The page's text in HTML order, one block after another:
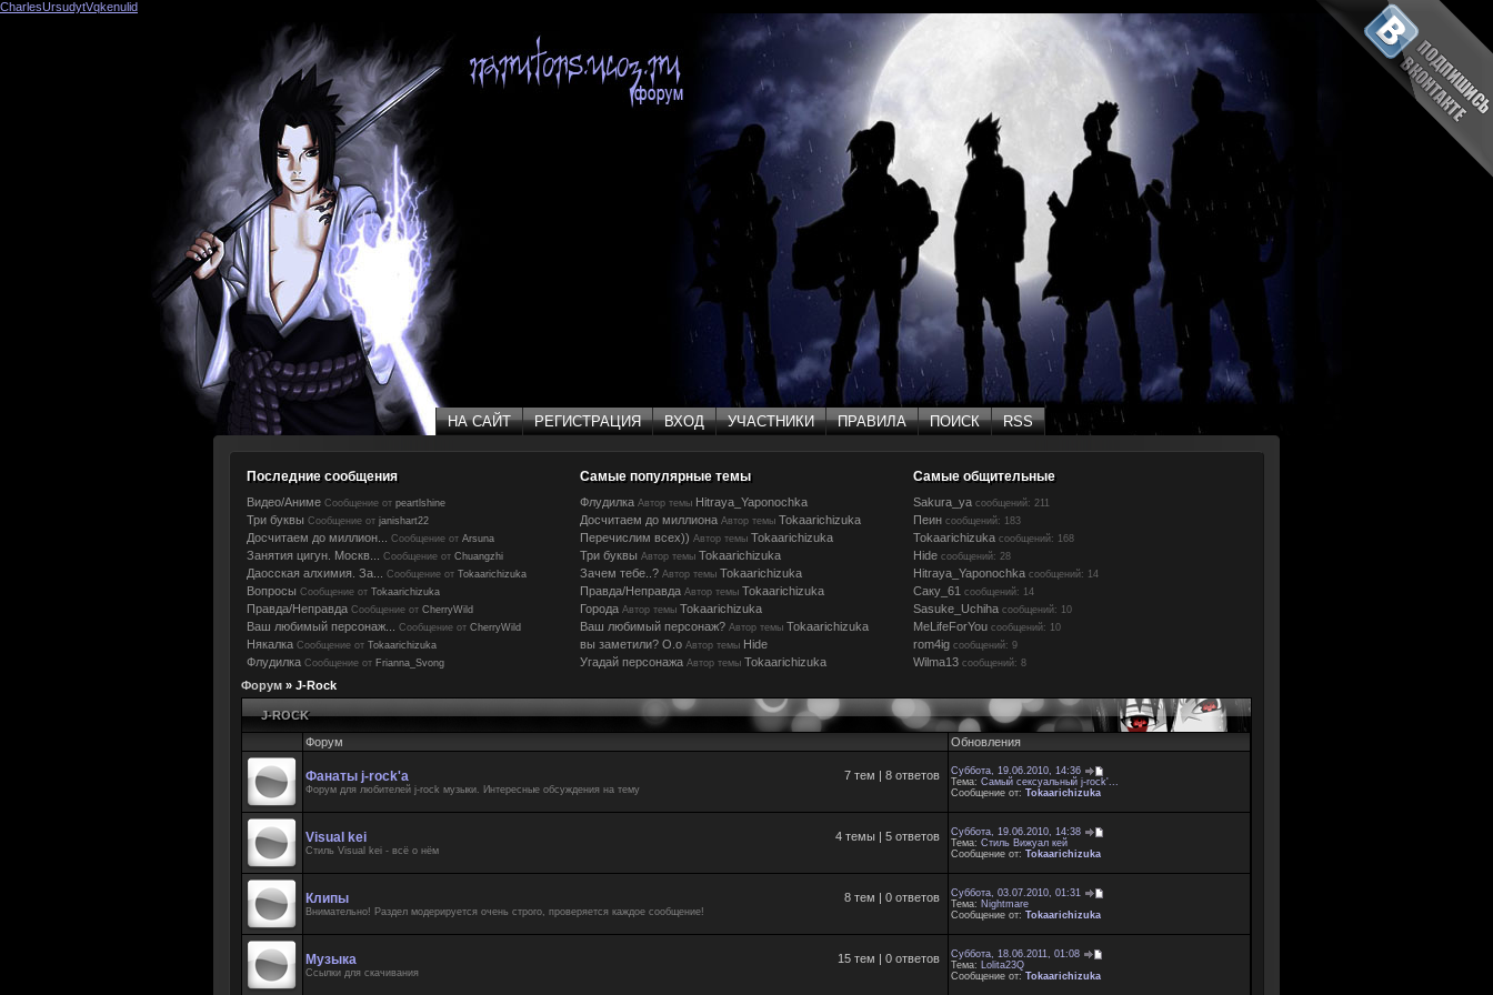
CharlesUrsudytVqkenulid
НА САЙТ
НА САЙТ
РЕГИСТРАЦИЯ
РЕГИСТРАЦИЯ
ВХОД
ВХОД
УЧАСТНИКИ
УЧАСТНИКИ
ПРАВИЛА
ПРАВИЛА
ПОИСК
ПОИСК
RSS
RSS
Последние сообщения Самые популярные темы Самые общительные
Видео/Аниме Сообщение от peartlshine
Три буквы Сообщение от janishart22
Досчитаем до миллион... Сообщение от Arsuna
Занятия цигун. Москв... Сообщение от Chuangzhi
Даосская алхимия. За... Сообщение от Tokaarichizuka
Вопросы Сообщение от Tokaarichizuka
Правда/Неправда Сообщение от CherryWild
Ваш любимый персонаж... Сообщение от CherryWild
Някалка Сообщение от Tokaarichizuka
Флудилка Сообщение от Frianna_Svong
Флудилка Автор темы Hitraya_Yaponochka
Досчитаем до миллиона Автор темы Tokaarichizuka
Перечислим всех)) Автор темы Tokaarichizuka
Три буквы Автор темы Tokaarichizuka
Зачем тебе..? Автор темы Tokaarichizuka
Правда/Неправда Автор темы Tokaarichizuka
Города Автор темы Tokaarichizuka
Ваш любимый персонаж? Автор темы Tokaarichizuka
вы заметили? О.о Автор темы Hide
Угадай персонажа Автор темы Tokaarichizuka
Sakura_ya сообщений: 211
Пеин сообщений: 183
Tokaarichizuka сообщений: 168
Hide сообщений: 28
Hitraya_Yaponochka сообщений: 14
Саку_61 сообщений: 14
Sasuke_Uchiha сообщений: 10
MeLifeForYou сообщений: 10
rom4ig сообщений: 9
Wilma13 сообщений: 8
Форум » J-Rock
J-ROCK
Форум
Обновления
Фанаты j-rock'а 7 тем | 8 ответов
Форум для любителей j-rock музыки. Интересные обсуждения на тему
Суббота, 19.06.2010, 14:36
Тема: Самый сексуальный j-rock'...
Сообщение от: Tokaarichizuka
Visual kei 4 темы | 5 ответов
Стиль Visual kei - всё о нём
Суббота, 19.06.2010, 14:38
Тема: Стиль Вижуал кей
Сообщение от: Tokaarichizuka
Клипы 8 тем | 0 ответов
Внимательно! Раздел модерируется очень строго, проверяется каждое сообщение!
Суббота, 03.07.2010, 01:31
Тема: Nightmare
Сообщение от: Tokaarichizuka
Музыка 15 тем | 0 ответов
Ссылки для скачивания
Суббота, 18.06.2011, 01:08
Тема: Lolita23Q
Сообщение от: Tokaarichizuka